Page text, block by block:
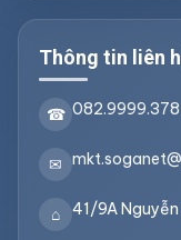
Thông tin liên
☎ 082.9999.378
✉
⌂ 41/9A